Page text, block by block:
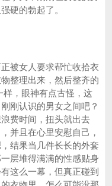
硬的勃起了。
被女人要求帮忙收拾衣
整理出来，然后整齐的
样，眼神有点古怪，这
刚认识的男女之间吧？
费时间，扭头就出去
并且在心里安慰自己，
结果当几件长长的外套
层堆得满满的性感贴身
这么一幕，但真正碰到